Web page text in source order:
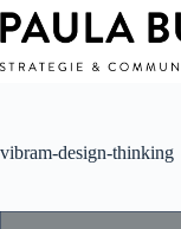
Ga
naar
inhoud
vibram-design-thinking